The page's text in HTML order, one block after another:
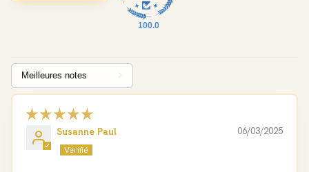
100.0
Sort by
06/03/2025
Susanne Paul